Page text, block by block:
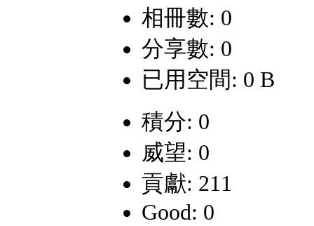
相冊數: 0
分享數: 0
已用空間: 0 B
積分: 0
威望: 0
貢獻: 211
Good: 0